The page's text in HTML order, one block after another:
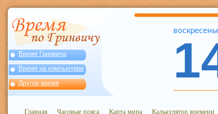
Время Гринвича
Время на компьютере
Другое время
Главная Часовые пояса Карта мира Калькулятор времени